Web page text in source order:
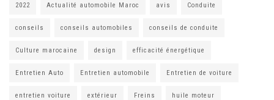
2022 Actualité automobile Maroc avis Conduite
conseils conseils automobiles conseils de conduite
Culture marocaine design efficacité énergétique
Entretien Auto Entretien automobile Entretien de voiture
entretien voiture extérieur Freins huile moteur